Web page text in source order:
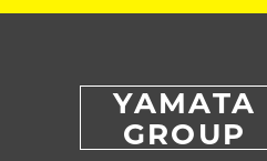
YAMATA
GROUP